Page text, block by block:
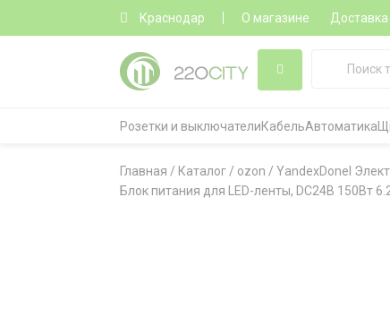
Краснодар О магазине Доставка
Розетки и выключателиКабельАвтоматика
Главная / Каталог / ozon / YandexDonel
Блок питания для LED-ленты, DC24В 150Вт